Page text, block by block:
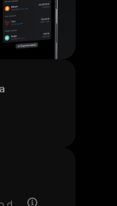
Classificação de mercado